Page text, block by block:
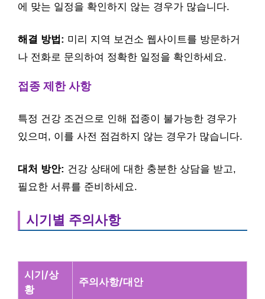
에 맞는 일정을 확인하지 않는 경우가 많습니다.
해결 방법: 미리 지역 보건소 웹사이트를 방문하거
나 전화로 문의하여 정확한 일정을 확인하세요.
접종 제한 사항
특정 건강 조건으로 인해 접종이 불가능한 경우가
있으며, 이를 사전 점검하지 않는 경우가 많습니다.
대처 방안: 건강 상태에 대한 충분한 상담을 받고,
필요한 서류를 준비하세요.
시기별 주의사항
시기/상
황
주의사항/대안